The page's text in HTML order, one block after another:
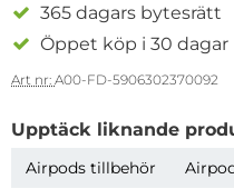
365 dagars bytesrätt
Öppet köp i 30 dagar
Art nr: A00-FD-5906302370092
Upptäck liknande
Airpods tillbehör